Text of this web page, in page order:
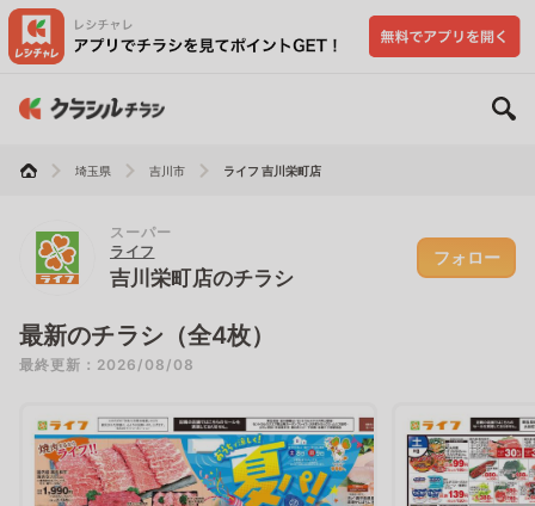
埼玉県 吉川市 ライフ 吉川栄町店
スーパー
ライフ
吉川栄町店のチラシ
フォロー
最新のチラシ（全4枚）
最終更新：2026/08/08